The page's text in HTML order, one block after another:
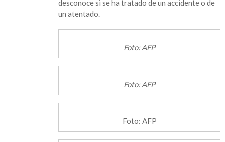
desconoce si se ha tratado de un accidente o de
un atentado.
Foto: AFP
Foto: AFP
Foto: AFP